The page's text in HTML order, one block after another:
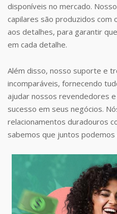
disponíveis no mercado.
capilares são produzidos com
aos detalhes, para garantir
em cada detalhe.
Além disso, nosso suporte e
incomparáveis, fornecendo
ajudar nossos revendedores
sucesso em seus negócios.
relacionamentos duradouros
sabemos que juntos